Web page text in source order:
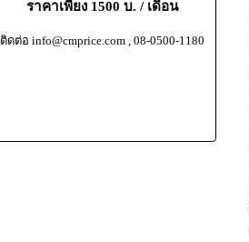
ราคาเพียง 1500 บ. / เดือน
ติดต่อ info@cmprice.com , 08-0500-1180